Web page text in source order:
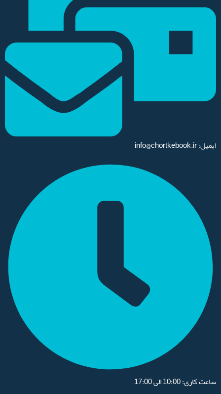
ایمیل: info@chortkebook.ir
ساعت کاری: 10:00 الی 17:00